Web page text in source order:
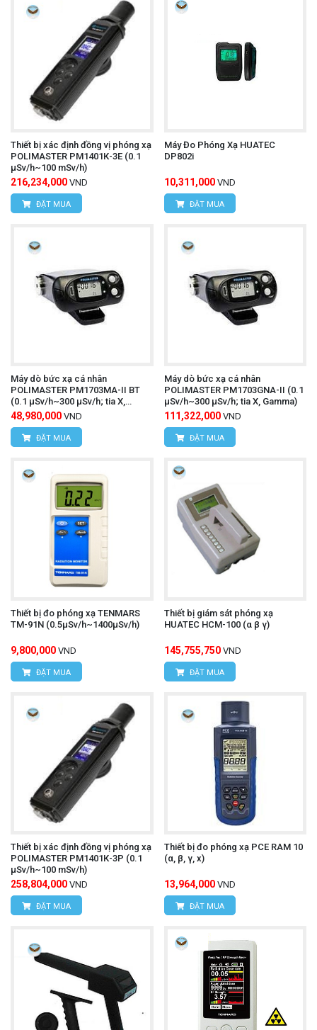
Thiết bị xác định đồng vị phóng xạ
POLIMASTER РМ1401К-3Е (0.1
μSv/h~100 mSv/h)
216,234,000 VND
ĐẶT MUA
Máy Đo Phóng Xạ HUATEC
DP802i
10,311,000 VND
ĐẶT MUA
Máy dò bức xạ cá nhân
POLIMASTER РМ1703МA-II BT
(0.1 µSv/h~300 µSv/h; tia X,
Gamma)
48,980,000 VND
ĐẶT MUA
Máy dò bức xạ cá nhân
POLIMASTER РМ1703GNA-II (0.1
µSv/h~300 µSv/h; tia X, Gamma)
111,322,000 VND
ĐẶT MUA
Thiết bị đo phóng xạ TENMARS
TM-91N (0.5µSv/h~1400µSv/h)
9,800,000 VND
ĐẶT MUA
Thiết bị giám sát phóng xạ
HUATEC HCM-100 (α β γ)
145,755,750 VND
ĐẶT MUA
Thiết bị xác định đồng vị phóng xạ
POLIMASTER РМ1401К-3P (0.1
μSv/h~100 mSv/h)
258,804,000 VND
ĐẶT MUA
Thiết bị đo phóng xạ PCE RAM 10
(α, β, γ, x)
13,964,000 VND
ĐẶT MUA